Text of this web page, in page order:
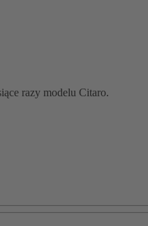
razy modelu Citaro.